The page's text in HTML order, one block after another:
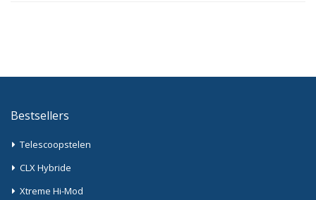
Bestsellers
Telescoopstelen
CLX Hybride
Xtreme Hi-Mod